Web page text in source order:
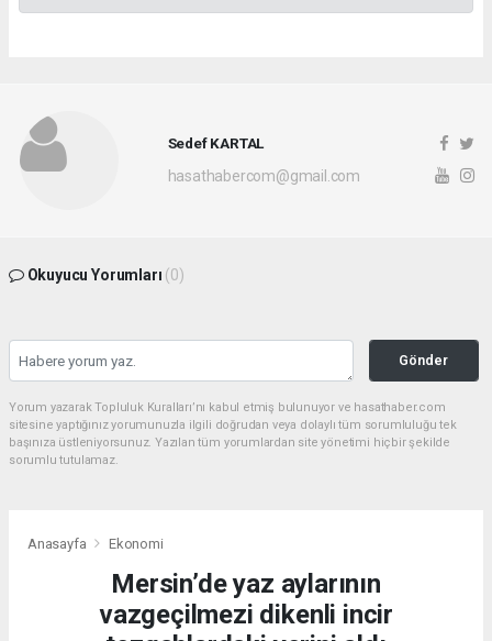
Sedef KARTAL
hasathabercom@gmail.com
Okuyucu Yorumları (0)
Gönder
Yorum yazarak Topluluk Kuralları’nı kabul etmiş bulunuyor ve hasathaber.com
sitesine yaptığınız yorumunuzla ilgili doğrudan veya dolaylı tüm sorumluluğu tek
başınıza üstleniyorsunuz. Yazılan tüm yorumlardan site yönetimi hiçbir şekilde
sorumlu tutulamaz.
Anasayfa Ekonomi
Mersin’de yaz aylarının
vazgeçilmezi dikenli incir